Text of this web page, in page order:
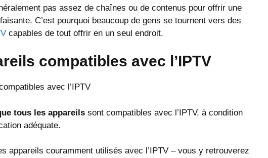
pas assez de chaînes ou de contenus pour offrir une
C’est pourquoi beaucoup de gens se tournent vers des
capables de tout offrir en un seul endroit.
compatibles avec l’IPTV
tous les appareils sont compatibles avec l’IPTV, à condition
adéquate.
appareils couramment utilisés avec l’IPTV – vous y retrouverez